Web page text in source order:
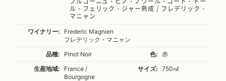
ル・フェリック・ジャー熟成 / フレデリック・
マニャン
ワイナリー:
Frederic Magnien
フレデリック・マニャン
品種:
Pinot Noir 色:
赤
生産地域:
France /
Bourgogne
サイズ: 750㎖